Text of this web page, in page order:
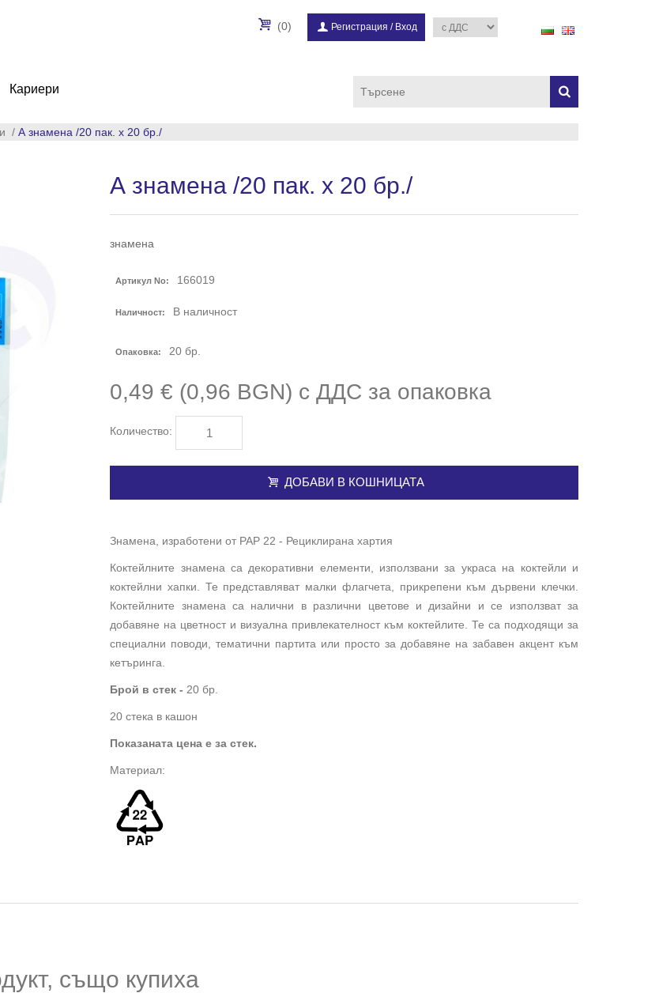
(0) Регистрация / Вход
Кариери
/ А знамена /20 пак. х 20 бр./
А знамена /20 пак. х 20 бр./
знамена
Артикул No: 166019
Наличност: В наличност
Опаковка: 20 бр.
0,49 € (0,96 BGN) с ДДС за опаковка
Количество:
ДОБАВИ В КОШНИЦАТА
Знамена, изработени от PAP 22 - Рециклирана хартия
Коктейлните знамена са декоративни елементи, използвани за украса на коктейли и
коктейлни хапки. Те представляват малки флагчета, прикрепени към дървени клечки.
Коктейлните знамена са налични в различни цветове и дизайни и се използват за
добавяне на цветност и визуална привлекателност към коктейлите. Те са подходящи за
специални поводи, тематични партита или просто за добавяне на забавен акцент към
кетъринга.
Брой в стек - 20 бр.
20 стека в кашон
Показаната цена е за стек.
Материал:
също купиха